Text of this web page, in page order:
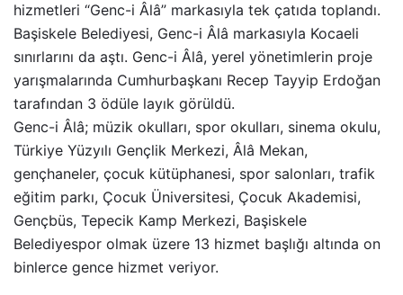
hizmetleri “Genc-i Âlâ” markasıyla tek çatıda toplandı.
Başiskele Belediyesi, Genc-i Âlâ markasıyla Kocaeli
sınırlarını da aştı. Genc-i Âlâ, yerel yönetimlerin proje
yarışmalarında Cumhurbaşkanı Recep Tayyip Erdoğan
tarafından 3 ödüle layık görüldü.
Genc-i Âlâ; müzik okulları, spor okulları, sinema okulu,
Türkiye Yüzyılı Gençlik Merkezi, Âlâ Mekan,
gençhaneler, çocuk kütüphanesi, spor salonları, trafik
eğitim parkı, Çocuk Üniversitesi, Çocuk Akademisi,
Gençbüs, Tepecik Kamp Merkezi, Başiskele
Belediyespor olmak üzere 13 hizmet başlığı altında on
binlerce gence hizmet veriyor.